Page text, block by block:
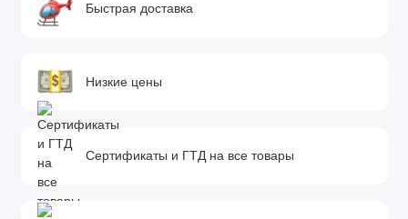
Быстрая доставка
Низкие цены
Сертификаты и ГТД на все товары